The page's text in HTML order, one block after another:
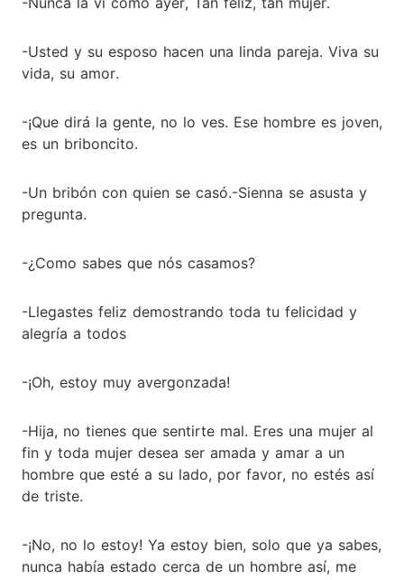
-Usted y su esposo hacen una linda pareja. Viva su
vida, su amor.
-¡Que dirá la gente, no lo ves. Ese hombre es joven,
es un briboncito.
-Un bribón con quien se casó.-Sienna se asusta y
pregunta.
-¿Como sabes que nós casamos?
-Llegastes feliz demostrando toda tu felicidad y
alegría a todos
-¡Oh, estoy muy avergonzada!
-Hija, no tienes que sentirte mal. Eres una mujer al
fin y toda mujer desea ser amada y amar a un
hombre que esté a su lado, por favor, no estés así
de triste.
-¡No, no lo estoy! Ya estoy bien, solo que ya sabes,
nunca había estado cerca de un hombre así, me